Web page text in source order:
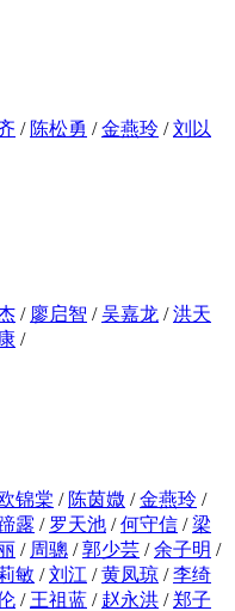
/ 陈松勇 /金燕玲 /刘以
/ 廖启智 /吴嘉龙 /洪天
/
锦棠 / 陈茵媺 /金燕玲 /
露 / 罗天池 /何守信 /梁
/ 周骢 /郭少芸 /余子明 /
敏 /刘江 /黄凤琼 /李绮
/ 王祖蓝 / 赵永洪 /郑子